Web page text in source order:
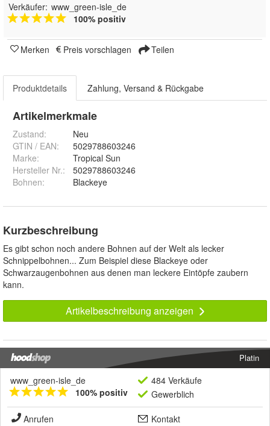
Verkäufer: www_green-isle_de
100% positiv
Merken Preis vorschlagen Teilen
Produktdetails Zahlung, Versand & Rückgabe
Artikelmerkmale
Zustand:
Neu
GTIN / EAN:
5029788603246
Marke:
Tropical Sun
Hersteller Nr.:
5029788603246
Bohnen: Blackeye
Kurzbeschreibung
Es gibt schon noch andere Bohnen auf der Welt als lecker
Schnippelbohnen... Zum Beispiel diese Blackeye oder
Schwarzaugenbohnen aus denen man leckere Eintöpfe zaubern
kann.
Artikelbeschreibung anzeigen
Platin
www_green-isle_de
100% positiv
484 Verkäufe
Gewerblich
Anrufen
Kontakt